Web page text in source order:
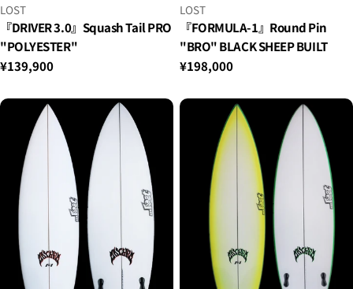
小
贩：
LOST
『DRIVER 3.0』Squash Tail PRO
"POLYESTER"
正
价
¥139,900
小
贩：
LOST
『FORMULA-1』Round Pin
"BRO" BLACK SHEEP BUILT
正
价
¥198,000